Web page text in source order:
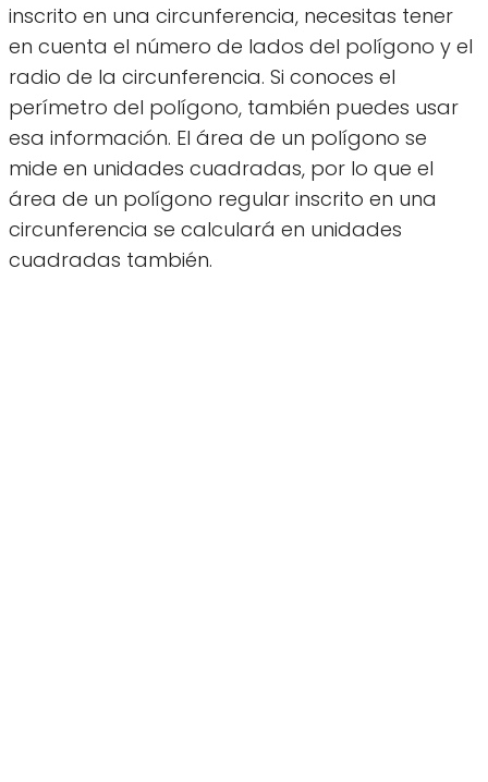
inscrito en una circunferencia, necesitas tener
en cuenta el número de lados del polígono y el
radio de la circunferencia. Si conoces el
perímetro del polígono, también puedes usar
esa información. El área de un polígono se
mide en unidades cuadradas, por lo que el
área de un polígono regular inscrito en una
circunferencia se calculará en unidades
cuadradas también.